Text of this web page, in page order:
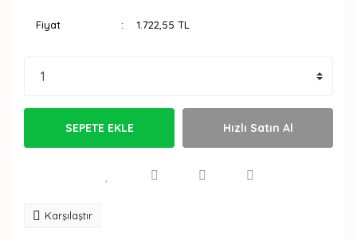
Fiyat 1.722,55 TL
SEPETE EKLE Hızlı Satın Al
Karşılaştır